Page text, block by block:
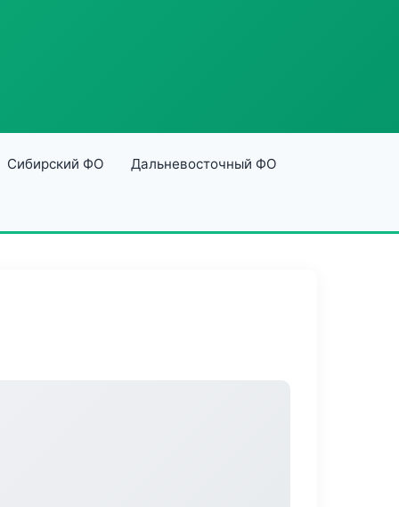
Сибирский ФО Дальневосточный ФО